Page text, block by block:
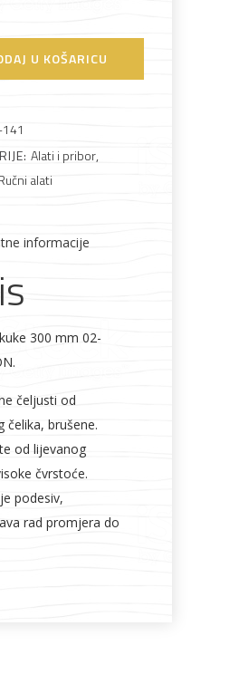
roba
U KOŠARICU
Alati i pribor,
alati
informacije
300 mm 02-
čeljusti od
čelika, brušene.
od lijevanog
čvrstoće.
podesiv,
rad promjera do